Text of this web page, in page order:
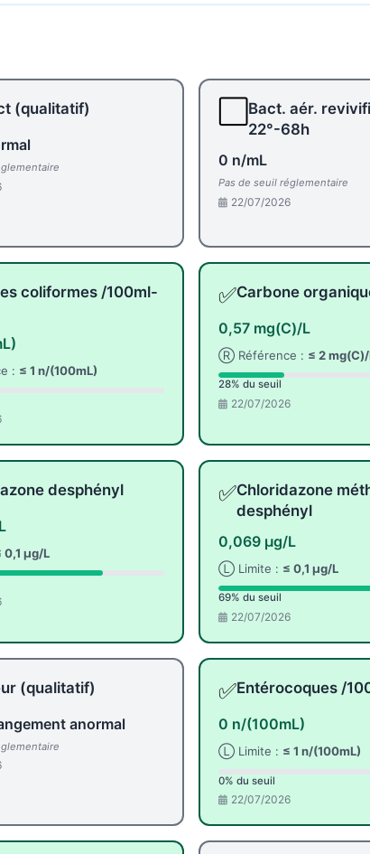
(qualitatif)
Bact. aér.
22°-68h
0 n/mL
Pas de seuil réglementaire
22/07/2026
coliformes /100ml-
: ≤ 1 n/(100mL)
✅Carbone
0,57 mg(C)/L
Ⓡ Référence : ≤ 2
28% du seuil
22/07/2026
desphényl
0,1 µg/L
✅Chloridazone
desphényl
0,069 µg/L
Ⓛ Limite : ≤ 0,1 µg/L
69% du seuil
22/07/2026
(qualitatif)
anormal
✅Entérocoques /
0 n/(100mL)
Ⓛ Limite : ≤ 1 n/(100mL)
0% du seuil
22/07/2026